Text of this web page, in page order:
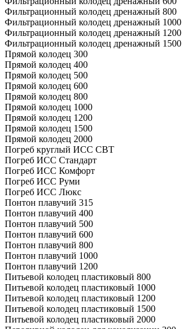
Фильтрационный колодец дренажный 800
Фильтрационный колодец дренажный 1000
Фильтрационный колодец дренажный 1200
Фильтрационный колодец дренажный 1500
Прямой колодец 300
Прямой колодец 400
Прямой колодец 500
Прямой колодец 600
Прямой колодец 800
Прямой колодец 1000
Прямой колодец 1200
Прямой колодец 1500
Прямой колодец 2000
Погреб круглый ИСС СВТ
Погреб ИСС Стандарт
Погреб ИСС Комфорт
Погреб ИСС Руми
Погреб ИСС Люкс
Понтон плавучий 315
Понтон плавучий 400
Понтон плавучий 500
Понтон плавучий 600
Понтон плавучий 800
Понтон плавучий 1000
Понтон плавучий 1200
Питьевой колодец пластиковый 800
Питьевой колодец пластиковый 1000
Питьевой колодец пластиковый 1200
Питьевой колодец пластиковый 1500
Питьевой колодец пластиковый 2000